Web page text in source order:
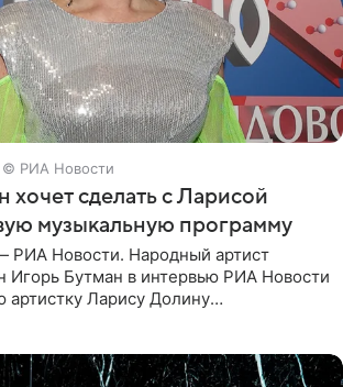
© РИА Новости
хочет сделать с Ларисой
музыкальную программу
Новости. Народный артист
Игорь Бутман в интервью РИА Новости
артистку Ларису Долину